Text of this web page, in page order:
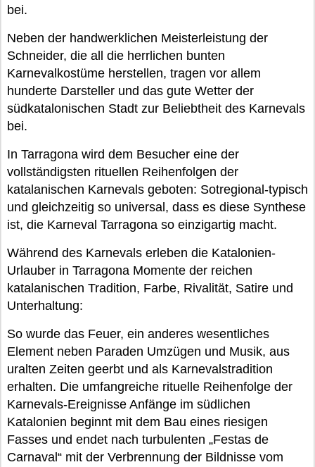
bei.
Neben der handwerklichen Meisterleistung der
Schneider, die all die herrlichen bunten
Karnevalkostüme herstellen, tragen vor allem
hunderte Darsteller und das gute Wetter der
südkatalonischen Stadt zur Beliebtheit des Karnevals
bei.
In Tarragona wird dem Besucher eine der
vollständigsten rituellen Reihenfolgen der
katalanischen Karnevals geboten: Sotregional-typisch
und gleichzeitig so universal, dass es diese Synthese
ist, die Karneval Tarragona so einzigartig macht.
Während des Karnevals erleben die Katalonien-
Urlauber in Tarragona Momente der reichen
katalanischen Tradition, Farbe, Rivalität, Satire und
Unterhaltung:
So wurde das Feuer, ein anderes wesentliches
Element neben Paraden Umzügen und Musik, aus
uralten Zeiten geerbt und als Karnevalstradition
erhalten. Die umfangreiche rituelle Reihenfolge der
Karnevals-Ereignisse Anfänge im südlichen
Katalonien beginnt mit dem Bau eines riesigen
Fasses und endet nach turbulenten „Festas de
Carnaval“ mit der Verbrennung der Bildnisse vom